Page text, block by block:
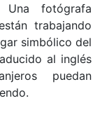
fotógrafa
trabajando
simbólico del
al inglés
puedan